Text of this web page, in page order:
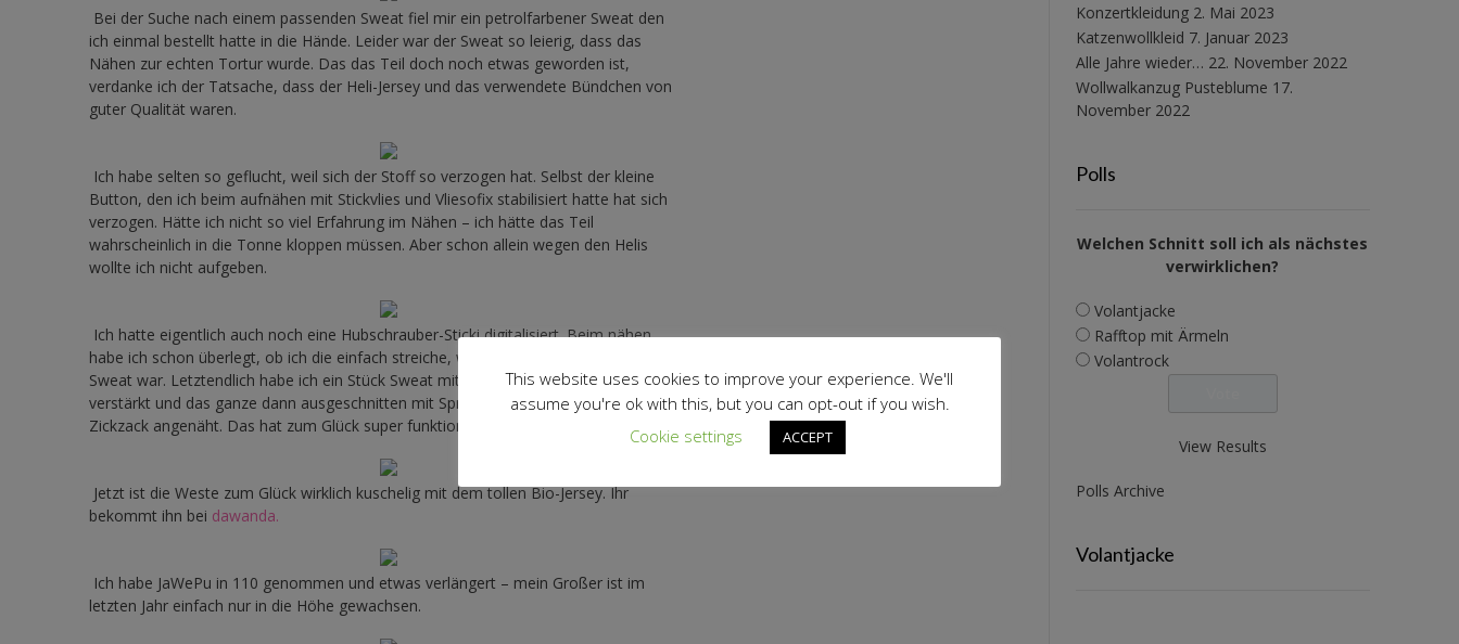
Bei der Suche nach einem passenden Sweat fiel mir ein petrolfarbener Sweat den
ich einmal bestellt hatte in die Hände. Leider war der Sweat so leierig, dass das
Nähen zur echten Tortur wurde. Das das Teil doch noch etwas geworden ist,
verdanke ich der Tatsache, dass der Heli-Jersey und das verwendete Bündchen von
guter Qualität waren.
Ich habe selten so geflucht, weil sich der Stoff so verzogen hat. Selbst der kleine
Button, den ich beim aufnähen mit Stickvlies und Vliesofix stabilisiert hatte hat sich
verzogen. Hätte ich nicht so viel Erfahrung im Nähen – ich hätte das Teil
wahrscheinlich in die Tonne kloppen müssen. Aber schon allein wegen den Helis
wollte ich nicht aufgeben.
Ich hatte eigentlich auch noch eine Hubschrauber-Sticki digitalisiert. Beim nähen
habe ich schon überlegt, ob ich die einfach streiche, weil ich so frustriert von dem
Sweat war. Letztendlich habe ich ein Stück Sweat mit Madeira super strong Stickvlies
verstärkt und das ganze dann ausgeschnitten mit Sprühkleber fixiert und mit breitem
Zickzack angenäht. Das hat zum Glück super funktioniert.
Jetzt ist die Weste zum Glück wirklich kuschelig mit dem tollen Bio-Jersey. Ihr
bekommt ihn bei dawanda.
Ich habe JaWePu in 110 genommen und etwas verlängert – mein Großer ist im
letzten Jahr einfach nur in die Höhe gewachsen.
Konzertkleidung 2. Mai 2023
Katzenwollkleid 7. Januar 2023
Alle Jahre wieder… 22. November 2022
Wollwalkanzug Pusteblume 17.
November 2022
Polls
Welchen Schnitt soll ich als nächstes
verwirklichen?
Volantjacke
Rafftop mit Ärmeln
Volantrock
View Results
Polls Archive
Volantjacke
This website uses cookies to improve your experience. We'll
assume you're ok with this, but you can opt-out if you wish.
Cookie settings
ACCEPT